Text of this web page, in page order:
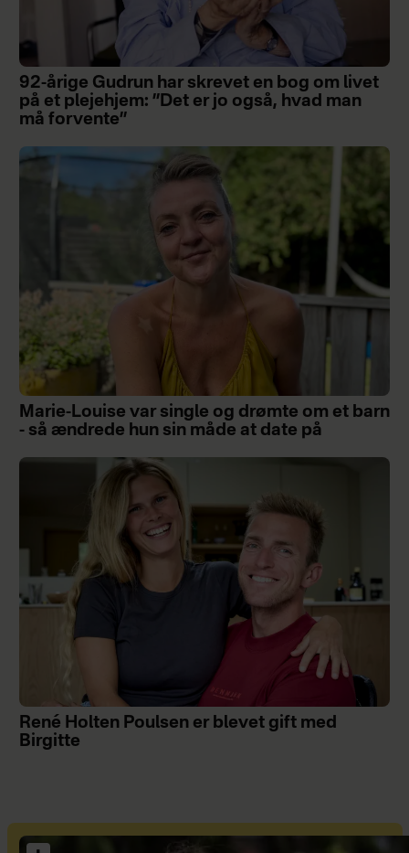
92-årige Gudrun har skrevet en bog om livet
på et plejehjem: ”Det er jo også, hvad man
må forvente”
Marie-Louise var single og drømte om et barn
- så ændrede hun sin måde at date på
René Holten Poulsen er blevet gift med
Birgitte